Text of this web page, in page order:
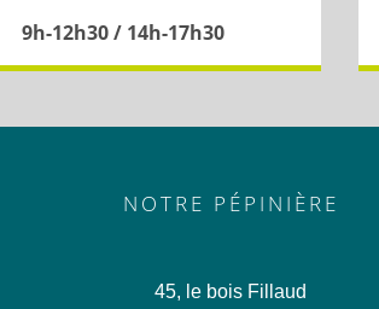
9h-12h30 / 14h-17h30
NOTRE PÉPINIÈRE
45, le bois Fillaud